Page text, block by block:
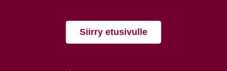
Siirry etusivulle